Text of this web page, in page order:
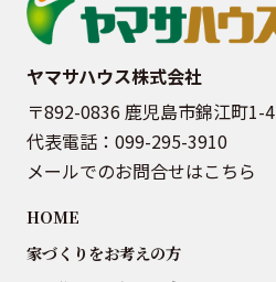
ヤマサハウス株式会社
〒892-0836 鹿児島市錦江町1-4
代表電話： 099-295-3910
メールでのお問合せはこちら
HOME
家づくりをお考えの方